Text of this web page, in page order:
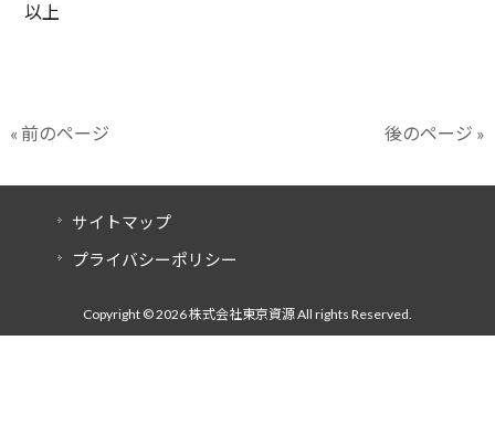
以上
« 前のページ 後のページ »
サイトマップ
プライバシーポリシー
Copyright © 2026 株式会社東京資源 All rights Reserved.